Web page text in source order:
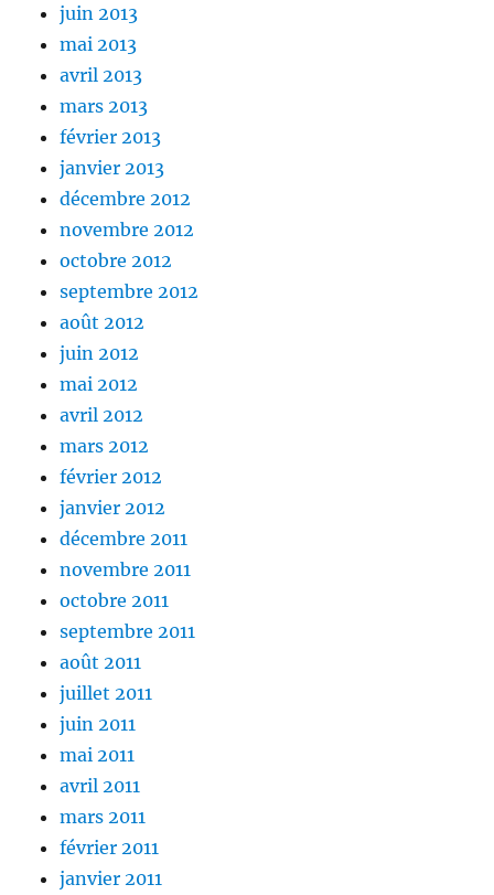
juin 2013
mai 2013
avril 2013
mars 2013
février 2013
janvier 2013
décembre 2012
novembre 2012
octobre 2012
septembre 2012
août 2012
juin 2012
mai 2012
avril 2012
mars 2012
février 2012
janvier 2012
décembre 2011
novembre 2011
octobre 2011
septembre 2011
août 2011
juillet 2011
juin 2011
mai 2011
avril 2011
mars 2011
février 2011
janvier 2011